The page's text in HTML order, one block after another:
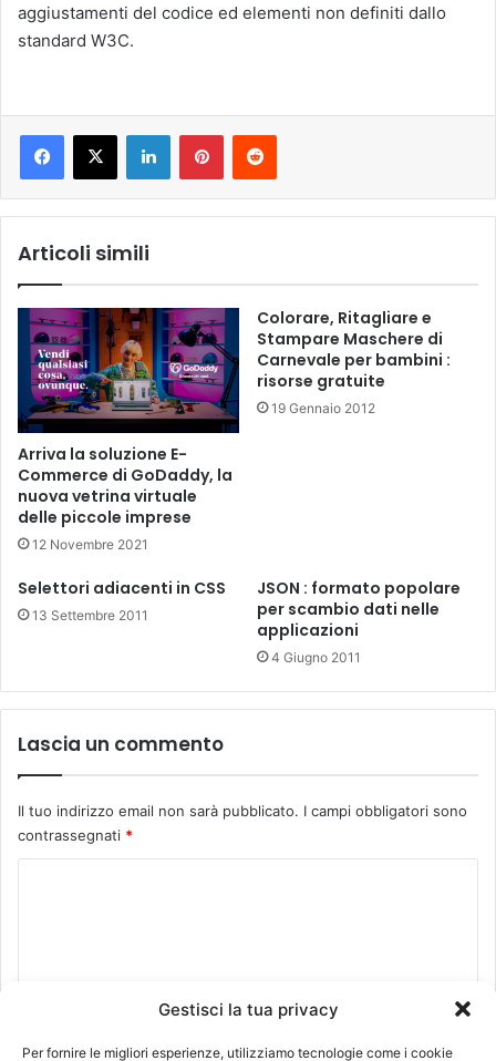
Gestisci la tua privacy
Per fornire le migliori esperienze, utilizziamo tecnologie come i cookie
aggiustamenti del codice ed elementi non definiti dallo
standard W3C.
LinkedInPinterestReddit
Articoli simili
Arriva la soluzione E-
Commerce di GoDaddy, la
nuova vetrina virtuale
delle piccole imprese
12 Novembre 2021
Colorare, Ritagliare e
Stampare Maschere di
Carnevale per bambini :
risorse gratuite
19 Gennaio 2012
Selettori adiacenti in CSS
13 Settembre 2011
JSON : formato popolare
per scambio dati nelle
applicazioni
4 Giugno 2011
Lascia un commento
Il tuo indirizzo email non sarà pubblicato. I campi obbligatori sono
contrassegnati *